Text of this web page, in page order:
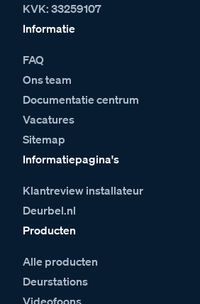
KVK: 33259107
Informatie
FAQ
Ons team
Documentatie centrum
Vacatures
Sitemap
Informatiepagina's
Klantreview installateur
Deurbel.nl
Producten
Alle producten
Deurstations
Videofoons